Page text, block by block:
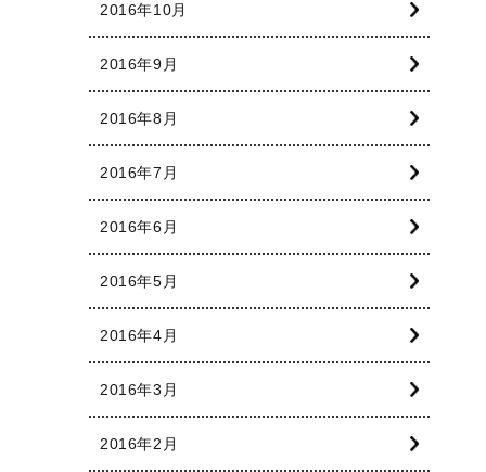
2016年10月
2016年9月
2016年8月
2016年7月
2016年6月
2016年5月
2016年4月
2016年3月
2016年2月